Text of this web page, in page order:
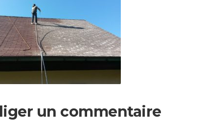
un commentaire